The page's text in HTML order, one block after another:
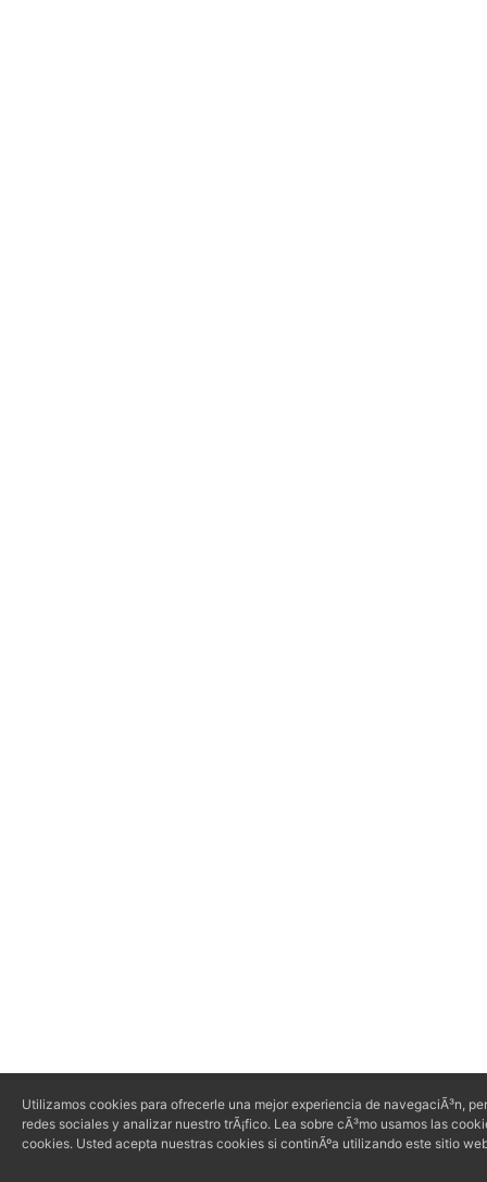
Utilizamos cookies para ofrecerle una mejor experiencia de navegaciÃ³n,
redes sociales y analizar nuestro trÃ¡fico. Lea sobre cÃ³mo usamos las
cookies. Usted acepta nuestras cookies si continÃºa utilizando este sitio